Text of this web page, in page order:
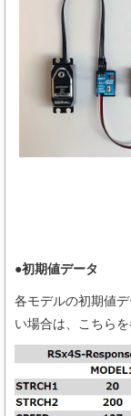
●初期値データ
各モデルの初期値
い場合は、こちらを